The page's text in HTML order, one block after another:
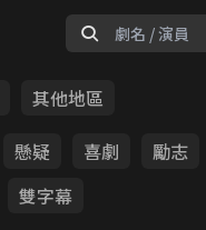
其他地區
懸疑 喜劇
勵志
雙字幕